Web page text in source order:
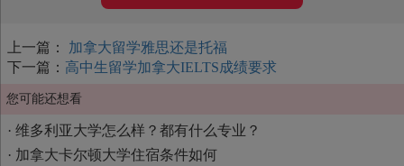
上一篇：
加拿大留学雅思还是托福
下一篇： 高中生留学加拿大IELTS成绩要求
您可能还想看
· 维多利亚大学怎么样？都有什么专业？
· 加拿大卡尔顿大学住宿条件如何